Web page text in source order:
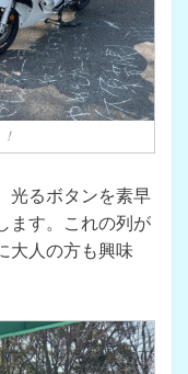
光るボタンを素早
ます。これの列が
大人の方も興味